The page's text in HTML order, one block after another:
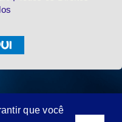
que você